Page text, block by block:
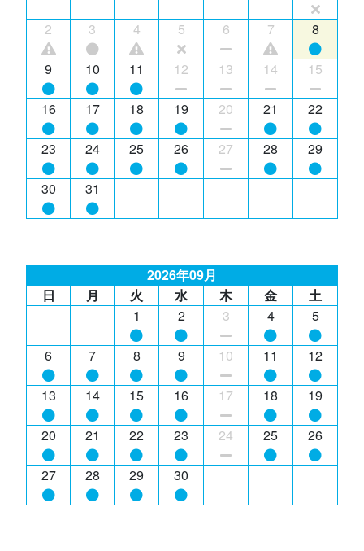
2 3 4 5 6 7 8
9 10 11 12 13 14 15
16 17 18 19 20 21 22
23 24 25 26 27 28 29
30 31
2026年09月
日
月 火 水 木 金
土
1
2 3 4 5
6 7 8 9 10 11 12
13 14 15 16 17 18 19
20 21 22 23 24 25 26
27 28 29 30